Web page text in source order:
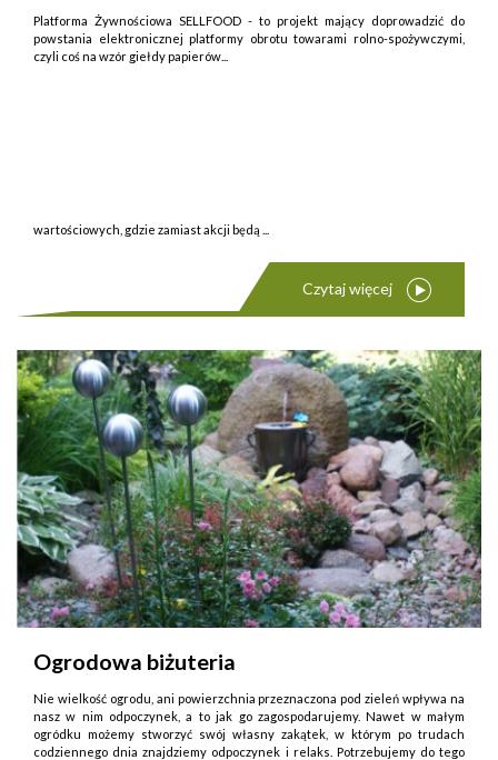
Platforma Żywnościowa SELLFOOD - to projekt mający doprowadzić do
powstania elektronicznej platformy obrotu towarami rolno-spożywczymi,
czyli coś na wzór giełdy papierów...
wartościowych, gdzie zamiast akcji będą ...
Czytaj więcej
Ogrodowa biżuteria
Nie wielkość ogrodu, ani powierzchnia przeznaczona pod zieleń wpływa na
nasz w nim odpoczynek, a to jak go zagospodarujemy. Nawet w małym
ogródku możemy stworzyć swój własny zakątek, w którym po trudach
codziennego dnia znajdziemy odpoczynek i relaks. Potrzebujemy do tego